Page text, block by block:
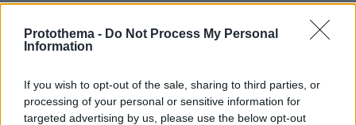
Protothema - Do Not Process My Personal
Information
If you wish to opt-out of the sale, sharing to third parties, or
processing of your personal or sensitive information for
targeted advertising by us, please use the below opt-out
Η Πολιτική Αεροπορία διαπίστωσε κενό στον νόμο
όταν ένας... απίθανος τύπος προσγείωσε το
09.08.2026, 14:15